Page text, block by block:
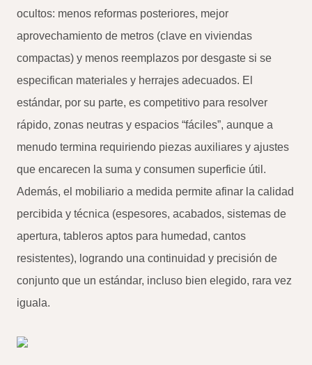
ocultos: menos reformas posteriores, mejor
aprovechamiento de metros (clave en viviendas
compactas) y menos reemplazos por desgaste si se
especifican materiales y herrajes adecuados. El
estándar, por su parte, es competitivo para resolver
rápido, zonas neutras y espacios “fáciles”, aunque a
menudo termina requiriendo piezas auxiliares y ajustes
que encarecen la suma y consumen superficie útil.
Además, el mobiliario a medida permite afinar la calidad
percibida y técnica (espesores, acabados, sistemas de
apertura, tableros aptos para humedad, cantos
resistentes), logrando una continuidad y precisión de
conjunto que un estándar, incluso bien elegido, rara vez
iguala.